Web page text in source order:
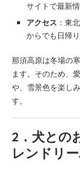
サイトで最新
アクセス ：東
からでも日帰
那須高原は冬場の
ます。そのため、
や、雪景色を楽し
す。
2．犬との
レンドリ